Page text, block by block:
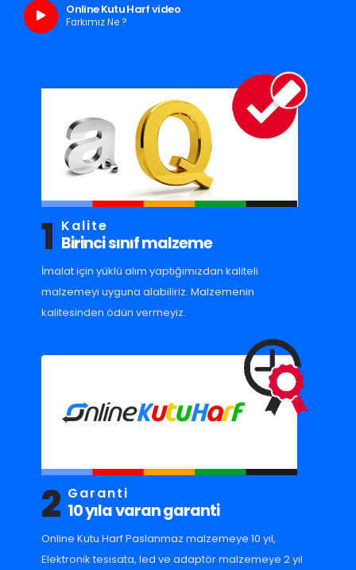
Online Kutu Harf video
Farkımız Ne ?
1 Kalite
Birinci sınıf malzeme
İmalat için yüklü alım yaptığımızdan kaliteli
malzemeyi uyguna alabiliriz. Malzemenin
kalitesinden ödün vermeyiz.
2 Garanti
10 yıla varan garanti
Online Kutu Harf Paslanmaz malzemeye 10 yıl,
Elektronik tesisata, led ve adaptör malzemeye 2 yıl